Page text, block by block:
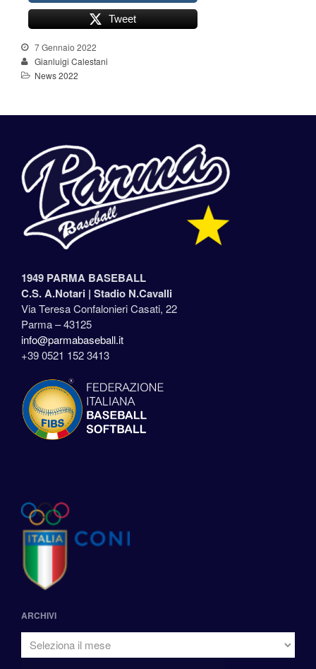
Tweet
7 Gennaio 2022
Gianluigi Calestani
News 2022
1949 PARMA BASEBALL
C.S. A.Notari | Stadio N.Cavalli
Via Teresa Confalonieri Casati, 22
Parma – 43125
info@parmabaseball.it
+39 0521 152 3413
ARCHIVI